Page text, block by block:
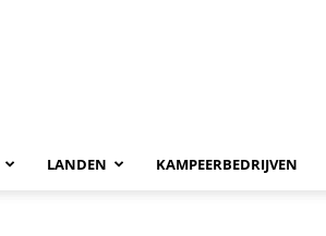
LANDEN KAMPEERBEDRIJVEN